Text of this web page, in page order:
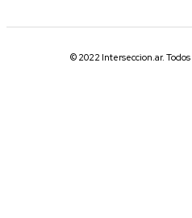
© 2022 Interseccion.ar.